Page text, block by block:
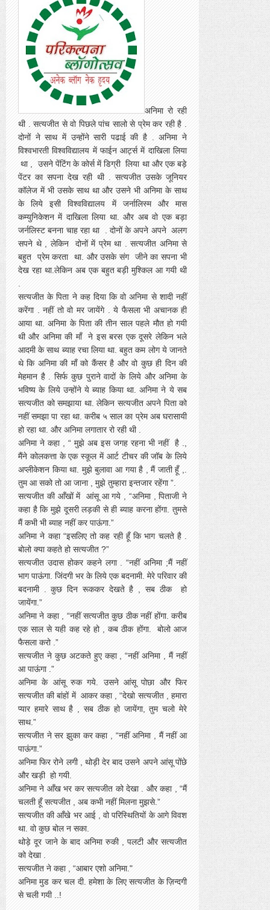
अनिमा रो रही
थी . सत्यजीत से वो पिछले पांच सालो से प्रेम कर रही है .
दोनों ने साथ में उन्होंने सारी पढाई की है . अनिमा ने
विश्वभारती विश्वविद्यालय में फाईन आर्ट्स में दाखिला लिया
था , उसने पेंटिंग के कोर्स में डिग्री लिया था और एक बड़े
पेंटर का सपना देख रही थी . सत्यजीत उसके जूनियर
कॉलेज में भी उसके साथ था और उसने भी अनिमा के साथ
के लिये इसी विश्वविद्यालय में जर्नालिस्म और मास
कम्युनिकेशन में दाखिला लिया था. और अब वो एक बड़ा
जर्नलिस्ट बनना चाह रहा था . दोनों के अपने अपने अलग
सपने थे , लेकिन दोनों में प्रेम था . सत्यजीत अनिमा से
बहुत प्रेम करता था. और उसके संग जीने का सपना भी
देख रहा था.लेकिन अब एक बहुत बड़ी मुश्किल आ गयी थी
सत्यजीत के पिता ने कह दिया कि वो अनिमा से शादी नहीं
करेंगा . नहीं तो वो मर जायेंगे . ये फैसला भी अचानक ही
आया था. अनिमा के पिता की तीन साल पहले मौत हो गयी
थी और अनिमा की माँ ने इस बरस एक दूसरे लेकिन भले
आदमी के साथ ब्याह रचा लिया था. बहुत कम लोग ये जानते
थे कि अनिमा की माँ को कैंसर है और वो कुछ ही दिन की
मेहमान है . सिर्फ कुछ पुराने वादों के लिये और अनिमा के
भविष्य के लिये उन्होंने ये ब्याह किया था. अनिमा ने ये सब
सत्यजीत को समझाया था. लेकिन सत्यजीत अपने पिता को
नहीं समझा पा रहा था. करीब ५ साल का प्रेम अब घरासायी
हो रहा था. और अनिमा लगातार रो रही थी .
अनिमा ने कहा , “ मुझे अब इस जगह रहना भी नहीं है .,
मैंने कोलकत्ता के एक स्कूल में आर्ट टीचर की जॉब के लिये
अप्लीकेशन किया था. मुझे बुलावा आ गया है , मैं जाती हूँ ,.
तुम आ सको तो आ जाना , मुझे तुम्हारा इन्तजार रहेंगा ”.
सत्यजीत की आँखों में आंसू आ गये , “अनिमा , पिताजी ने
कहा है कि मुझे दूसरी लड़की से ही ब्याह करना होंगा. तुमसे
मैं कभी भी ब्याह नहीं कर पाऊंगा.”
अनिमा ने कहा “इसलिए तो कह रही हूँ कि भाग चलते है .
बोलो क्या कहते हो सत्यजीत ?”
सत्यजीत उदास होकर कहने लगा . “नहीं अनिमा ;मैं नहीं
भाग पाऊंगा. जिंदगी भर के लिये एक बदनामी. मेरे परिवार की
बदनामी . कुछ दिन रूककर देखते है , सब ठीक हो
जायेंगा.”
अनिमा ने कहा , “नहीं सत्यजीत कुछ ठीक नहीं होंगा. करीब
एक साल से यही कह रहे हो , कब ठीक होंगा. बोलो आज
फैसला करो .”
सत्यजीत ने कुछ अटकते हुए कहा , “नहीं अनिमा , मैं नहीं
आ पाऊंगा .”
अनिमा के आंसू रुक गये. उसने आंसू पोछा और फिर
सत्यजीत की बांहों में आकर कहा , “देखो सत्यजीत , हमारा
प्यार हमारे साथ है , सब ठीक हो जायेंगा, तुम चलो मेरे
साथ.”
सत्यजीत ने सर झुका कर कहा , “नहीं अनिमा , मैं नहीं आ
पाऊंगा.”
अनिमा फिर रोने लगी , थोड़ी देर बाद उसने अपने आंसू पोंछे
और खड़ी हो गयी.
अनिमा ने आँख भर कर सत्यजीत को देखा . और कहा , “मैं
चलती हूँ सत्यजीत , अब कभी नहीं मिलना मुझसे.”
सत्यजीत की आँखे भर आई , वो परिस्थितियों के आगे विवश
था. वो कुछ बोल न सका.
थोड़े दूर जाने के बाद अनिमा रुकी , पलटी और सत्यजीत
को देखा .
सत्यजीत ने कहा , “आबार एशो अनिमा."
अनिमा मुड कर चल दी. हमेशा के लिए सत्यजीत के ज़िन्दगी
से चली गयी ..!